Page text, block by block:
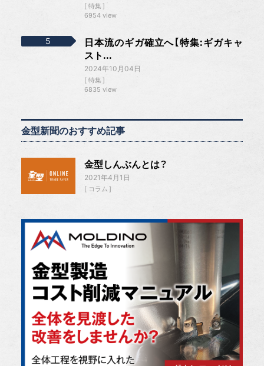
特集
6954 view
日本流のギガ確立へ【特集:ギガキャ
スト...
2024年10月04日
特集
6835 view
金型新聞のおすすめ記事
金型しんぶんとは？
2021年4月1日
コラム